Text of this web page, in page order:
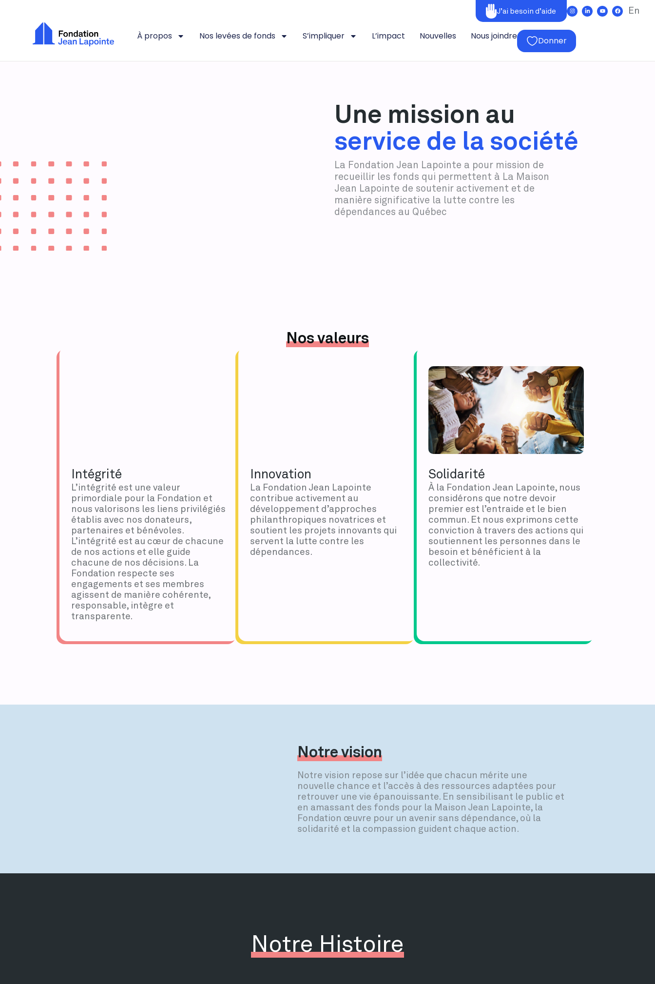
J’ai besoin d’aide En
À propos Nos levées de fonds S’impliquer L’impact Nouvelles Nous joindre Donner
Une mission au
service de la société
La Fondation Jean Lapointe a pour mission de
recueillir les fonds qui permettent à La Maison
Jean Lapointe de soutenir activement et de
manière significative la lutte contre les
dépendances au Québec
Nos valeurs
Intégrité
L’intégrité est une valeur
primordiale pour la Fondation et
nous valorisons les liens privilégiés
établis avec nos donateurs,
partenaires et bénévoles.
L’intégrité est au cœur de chacune
de nos actions et elle guide
chacune de nos décisions. La
Fondation respecte ses
engagements et ses membres
agissent de manière cohérente,
responsable, intègre et
transparente.
Innovation
La Fondation Jean Lapointe
contribue activement au
développement d’approches
philanthropiques novatrices et
soutient les projets innovants qui
servent la lutte contre les
dépendances.
Solidarité
À la Fondation Jean Lapointe, nous
considérons que notre devoir
premier est l’entraide et le bien
commun. Et nous exprimons cette
conviction à travers des actions qui
soutiennent les personnes dans le
besoin et bénéficient à la
collectivité.
Notre vision
Notre vision repose sur l’idée que chacun mérite une
nouvelle chance et l’accès à des ressources adaptées pour
retrouver une vie épanouissante. En sensibilisant le public et
en amassant des fonds pour la Maison Jean Lapointe, la
Fondation œuvre pour un avenir sans dépendance, où la
solidarité et la compassion guident chaque action.
Notre Histoire